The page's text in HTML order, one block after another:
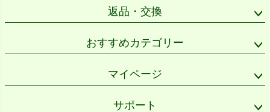
返品・交換
おすすめカテゴリー
マイページ
サポート